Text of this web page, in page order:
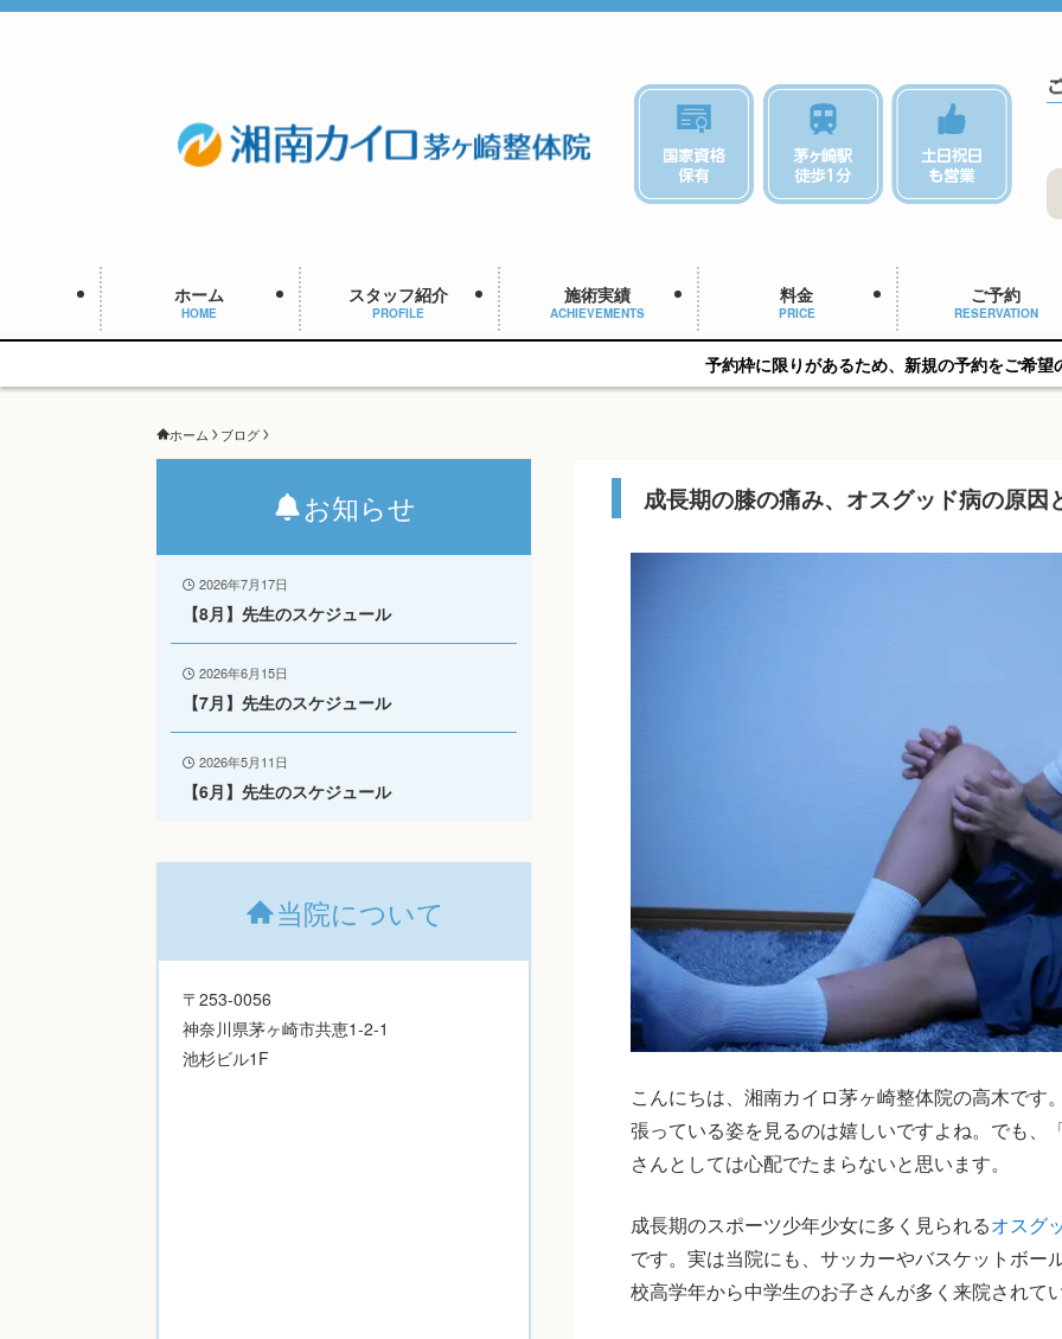
ホーム
HOME
スタッフ紹介
PROFILE
施術実績
ACHIEVEMENTS
料金
PRICE
ご予約
RESERVATION
予約枠に限りがあるため、新規の予約をご希望の方はお早めにご
ホーム ブログ
成長期の膝の痛み、オスグッド病の原因
こんにちは、湘南カイロ茅ヶ崎整体院の高木です
張っている姿を見るのは嬉しいですよね。でも、
さんとしては心配でたまらないと思います。
成長期のスポーツ少年少女に多く見られるオスグ
です。実は当院にも、サッカーやバスケットボー
校高学年から中学生のお子さんが多く来院されて
お知らせ
2026年7月17日
【8月】先生のスケジュール
2026年6月15日
【7月】先生のスケジュール
2026年5月11日
【6月】先生のスケジュール
当院について
〒253-0056
神奈川県茅ヶ崎市共恵1-2-1
池杉ビル1F